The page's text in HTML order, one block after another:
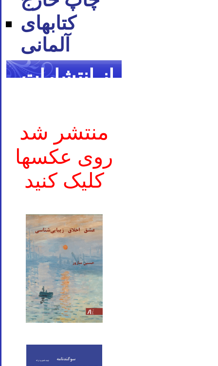
کتاب‪های
آلمانی
از انتشارات
منتشر شد
روی عکسها
کلیک کنید